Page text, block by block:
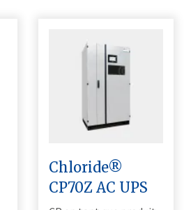
Chloride®
CP70Z AC UPS